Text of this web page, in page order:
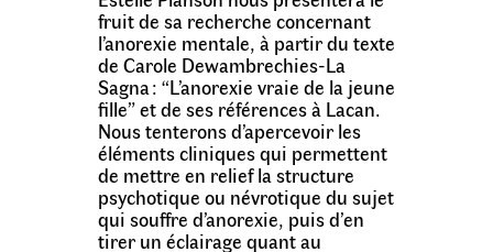
fruit de sa recherche concernant
l’anorexie mentale, à partir du texte
de Carole Dewambrechies-La
Sagna : “L’anorexie vraie de la jeune
fille” et de ses références à Lacan.
Nous tenterons d’apercevoir les
éléments cliniques qui permettent
de mettre en relief la structure
psychotique ou névrotique du sujet
qui souffre d’anorexie, puis d’en
tirer un éclairage quant au